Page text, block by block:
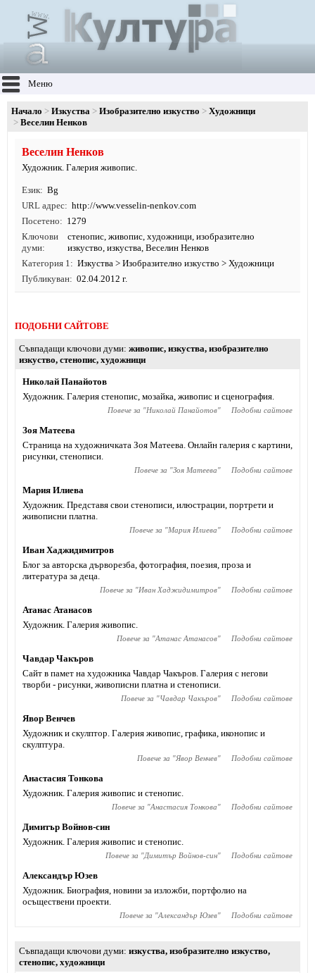
Меню
Начало Изкуства Изобразително изкуство
Художници
Веселин Ненков
Веселин Ненков
Художник. Галерия живопис.
Език
Bg
URL адрес
http://www.vesselin-nenkov.com
Посетено
1279
Ключови
думи
стенопис, живопис, художници, изобразително
изкуство, изкуства, Веселин Ненков
Категория 1
Изкуства > Изобразително изкуство > Художници
Публикуван
02.04.2012 г.
ПОДОБНИ САЙТОВЕ
Съвпадащи ключови думи живопис, изкуства, изобразително
изкуство, стенопис, художници
Николай Панайотов
Художник. Галерия стенопис, мозайка, живопис и сценография.
Повече за "Николай Панайотов" Подобни сайтове
Зоя Матеева
Страница на художничката Зоя Матеева. Онлайн галерия с картини,
рисунки, стенописи.
Повече за "Зоя Матеева" Подобни сайтове
Мария Илиева
Художник. Представя свои стенописи, илюстрации, портрети и
живописни платна.
Повече за "Мария Илиева" Подобни сайтове
Иван Хаджидимитров
Блог за авторска дърворезба, фотография, поезия, проза и
литература за деца.
Повече за "Иван Хаджидимитров" Подобни сайтове
Атанас Атанасов
Художник. Галерия живопис.
Повече за "Атанас Атанасов" Подобни сайтове
Чавдар Чакъров
Сайт в памет на художника Чавдар Чакъров. Галерия с негови
творби - рисунки, живописни платна и стенописи.
Повече за "Чавдар Чакъров" Подобни сайтове
Явор Венчев
Художник и скулптор. Галерия живопис, графика, иконопис и
скулптура.
Повече за "Явор Венчев" Подобни сайтове
Анастасия Тонкова
Художник. Галерия живопис и стенопис.
Повече за "Анастасия Тонкова" Подобни сайтове
Димитър Войнов-син
Художник. Галерия живопис и стенопис.
Повече за "Димитър Войнов-син" Подобни сайтове
Александър Юзев
Художник. Биография, новини за изложби, портфолио на
осъществени проекти.
Повече за "Александър Юзев" Подобни сайтове
Съвпадащи ключови думи изкуства, изобразително изкуство,
стенопис, художници